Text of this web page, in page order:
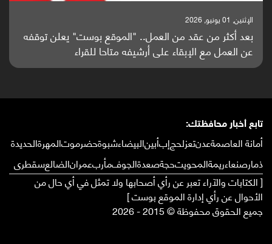
الإثنين, 25 مايو, 2026
باحثون من اليمن يدخلون سباق أبحاث ألزهايمر بدراسة
واعدة منشورة عالميا (ترجمة)
تابع أخبار محافظتك:
أمانة العاصمةعدنتعزلحجإبأبينالبيضاءشبوةحضرموتالمهرةالحديدة
ذمارصنعاءريمةالمحويتحجةصعدةالجوفمأربعمرانالضالعسقطرى
[ الكتابات والآراء تعبر عن رأي أصحابها ولا تمثل في أي حال من
الأحوال عن رأي إدارة الموقع بوست ]
جميع الحقوق محفوظة © 2015 - 2026